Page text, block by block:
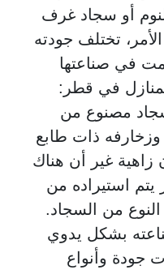
أو سجاد غرف
تختلف جودته
في صناعتها
في قطر:
مصنوع من
وزخارفه ذات طابع
زاهية غير أن هناك
استيراده من
من السجاد.
بشكل يدوي
جودة وأنواع